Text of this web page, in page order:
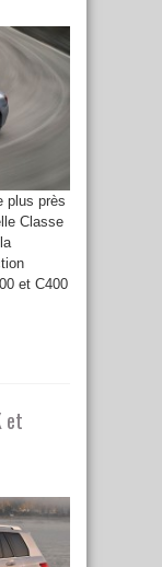
plus près
Classe
et C400
et